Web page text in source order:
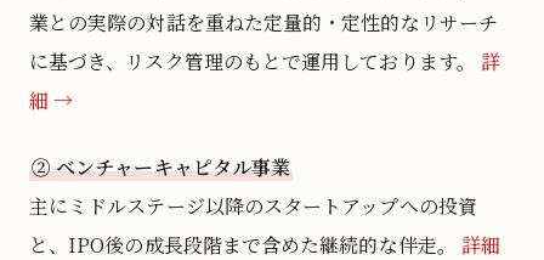
業との実際の対話を重ねた定量的・定性的なリサーチ
に基づき、リスク管理のもとで運用しております。 詳
細 →
② ベンチャーキャピタル事業
主にミドルステージ以降のスタートアップへの投資
と、IPO後の成長段階まで含めた継続的な伴走。 詳細